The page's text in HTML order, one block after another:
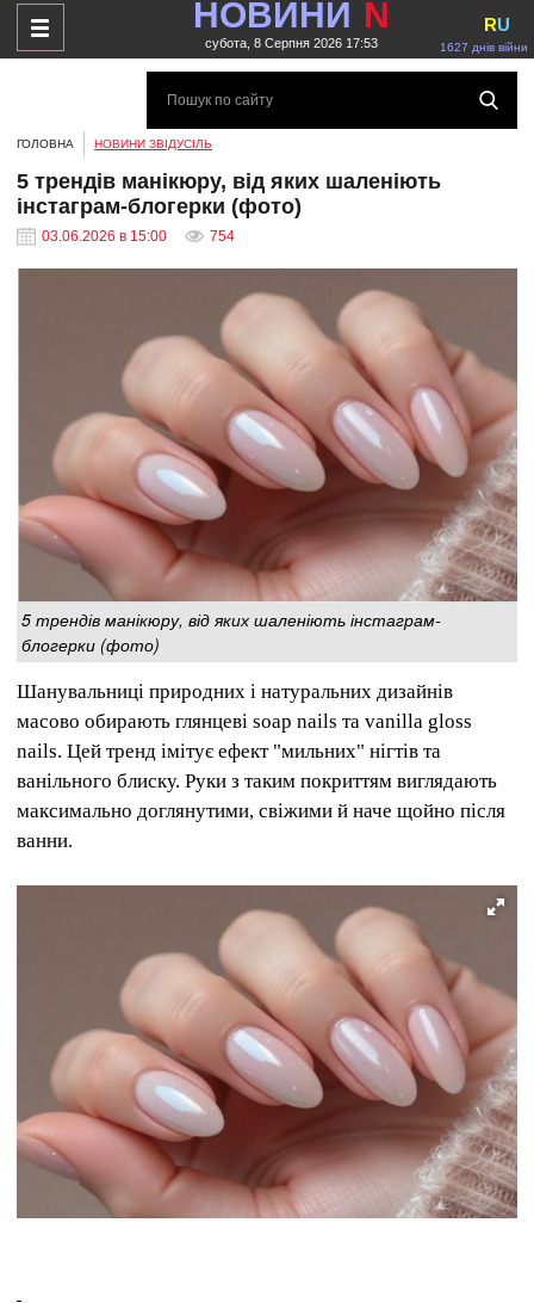
НОВИНИ N
субота, 8 Серпня 2026 17:53 1627 днів війни
RU
ГОЛОВНА НОВИНИ ЗВІДУСІЛЬ
5 трендів манікюру, від яких шаленіють
інстаграм-блогерки (фото)
03.06.2026 в 15:00 754
5 трендів манікюру, від яких шаленіють інстаграм-
блогерки (фото)
Шанувальниці природних і натуральних дизайнів
масово обирають глянцеві soap nails та vanilla gloss
nails. Цей тренд імітує ефект "мильних" нігтів та
ванільного блиску. Руки з таким покриттям виглядають
максимально доглянутими, свіжими й наче щойно після
ванни.